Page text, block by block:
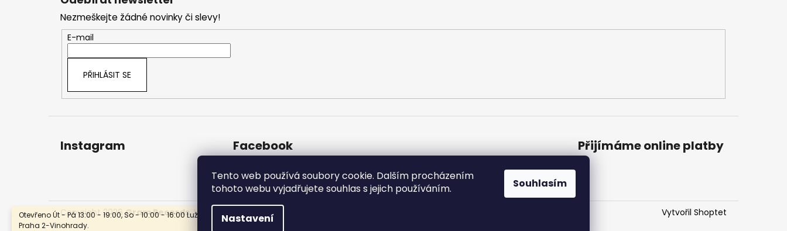
Tento web používá soubory cookie. Dalším procházením
tohoto webu vyjadřujete souhlas s jejich používáním.
Nastavení
Souhlasím
Otevřeno Út - Pá 13:00 - 19:00, So - 10:00 - 16:00 Lužická 1636/31, 120 00
Praha 2-Vinohrady.
Nezmeškejte žádné novinky či slevy!
E-mail
PŘIHLÁSIT SE
Instagram Facebook Přijímáme online platby
Vytvořil Shoptet
Copyright 2026Gram Records. Všechna práva vyhrazena.